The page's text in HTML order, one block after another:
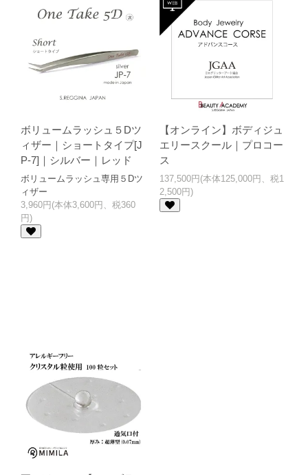
ボリュームラッシュ５Dツ
ィザー｜ショートタイプ[J
P-7]｜シルバー｜レッド
ボリュームラッシュ専用５Dツ
ィザー
3,960円(本体3,600円、税360
円)
【オンライン】ボディジュ
エリースクール｜プロコー
ス
137,500円(本体125,000円、税1
2,500円)